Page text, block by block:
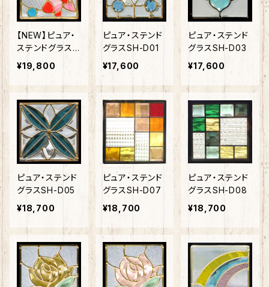
【NEW】ピュア・
ステンドグラスS
H-D55
¥19,800
ピュア・ステンド
グラスSH-D01
¥17,600
ピュア・ステンド
グラスSH-D03
¥17,600
ピュア・ステンド
グラスSH-D05
¥18,700
ピュア・ステンド
グラスSH-D07
¥18,700
ピュア・ステンド
グラスSH-D08
¥18,700